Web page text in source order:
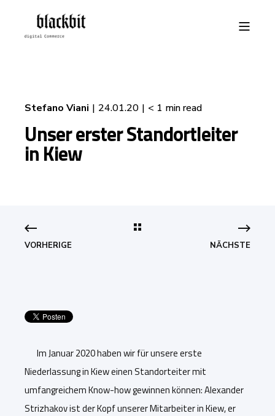
Stefano Viani 24.01.20 < 1 min read
Unser erster Standortleiter
in Kiew
VORHERIGE NÄCHSTE
Im Januar 2020 haben wir für unsere erste
Niederlassung in Kiew einen Standorteiter mit
umfangreichem Know-how gewinnen können: Alexander
Strizhakov ist der Kopf unserer Mitarbeiter in Kiew, er